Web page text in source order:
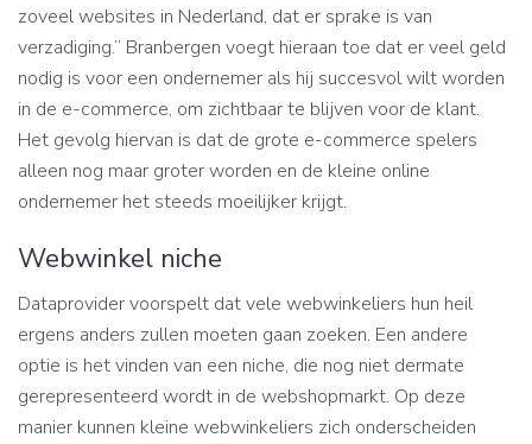
zoveel websites in Nederland, dat er sprake is van
verzadiging.” Branbergen voegt hieraan toe dat er veel geld
nodig is voor een ondernemer als hij succesvol wilt worden
in de e-commerce, om zichtbaar te blijven voor de klant.
Het gevolg hiervan is dat de grote e-commerce spelers
alleen nog maar groter worden en de kleine online
ondernemer het steeds moeilijker krijgt.
Webwinkel niche
Dataprovider voorspelt dat vele webwinkeliers hun heil
ergens anders zullen moeten gaan zoeken. Een andere
optie is het vinden van een niche, die nog niet dermate
gerepresenteerd wordt in de webshopmarkt. Op deze
manier kunnen kleine webwinkeliers zich onderscheiden